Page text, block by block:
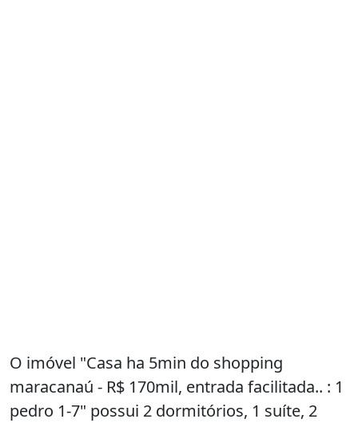
O imóvel "Casa ha 5min do shopping
maracanaú - R$ 170mil, entrada facilitada.. : 1
pedro 1-7" possui 2 dormitórios, 1 suíte, 2